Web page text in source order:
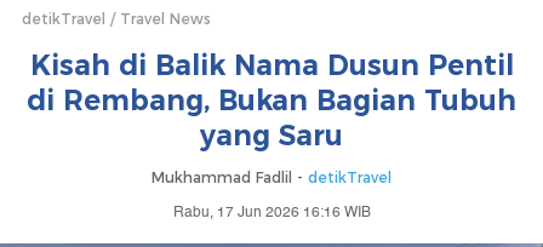
detikTravel Travel News
Kisah di Balik Nama Dusun Pentil
di Rembang, Bukan Bagian Tubuh
yang Saru
Mukhammad Fadlil - detikTravel
Rabu, 17 Jun 2026 16:16 WIB